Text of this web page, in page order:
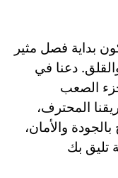
بداية فصل مثير
دعنا في
الصعب
المحترف،
والأمان،
تليق بك